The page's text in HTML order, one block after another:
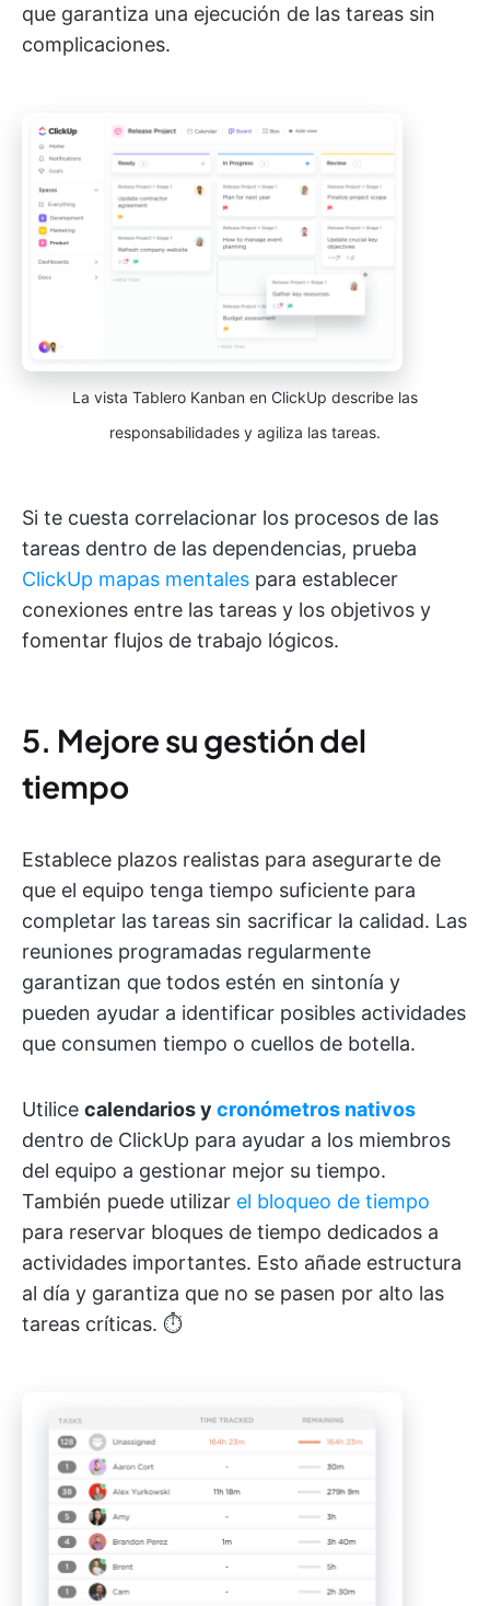
que garantiza una ejecución de las tareas sin
complicaciones.
La vista Tablero Kanban en ClickUp describe las
responsabilidades y agiliza las tareas.
Si te cuesta correlacionar los procesos de las
tareas dentro de las dependencias, prueba
ClickUp mapas mentales para establecer
conexiones entre las tareas y los objetivos y
fomentar flujos de trabajo lógicos.
5. Mejore su gestión del
tiempo
Establece plazos realistas para asegurarte de
que el equipo tenga tiempo suficiente para
completar las tareas sin sacrificar la calidad. Las
reuniones programadas regularmente
garantizan que todos estén en sintonía y
pueden ayudar a identificar posibles actividades
que consumen tiempo o cuellos de botella.
Utilice calendarios y cronómetros nativos
dentro de ClickUp para ayudar a los miembros
del equipo a gestionar mejor su tiempo.
También puede utilizar el bloqueo de tiempo
para reservar bloques de tiempo dedicados a
actividades importantes. Esto añade estructura
al día y garantiza que no se pasen por alto las
tareas críticas. ⏱️